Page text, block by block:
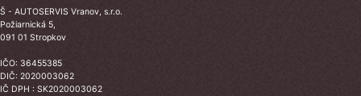
Š - AUTOSERVIS Vranov, s.r.o.
Požiarnická 5,
091 01 Stropkov
IČO: 36455385
DIČ: 2020003062
IČ DPH : SK2020003062